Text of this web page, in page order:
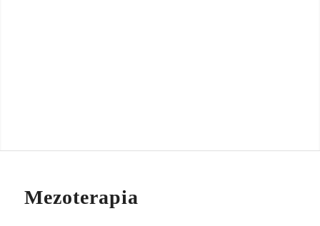
Mezoterapia